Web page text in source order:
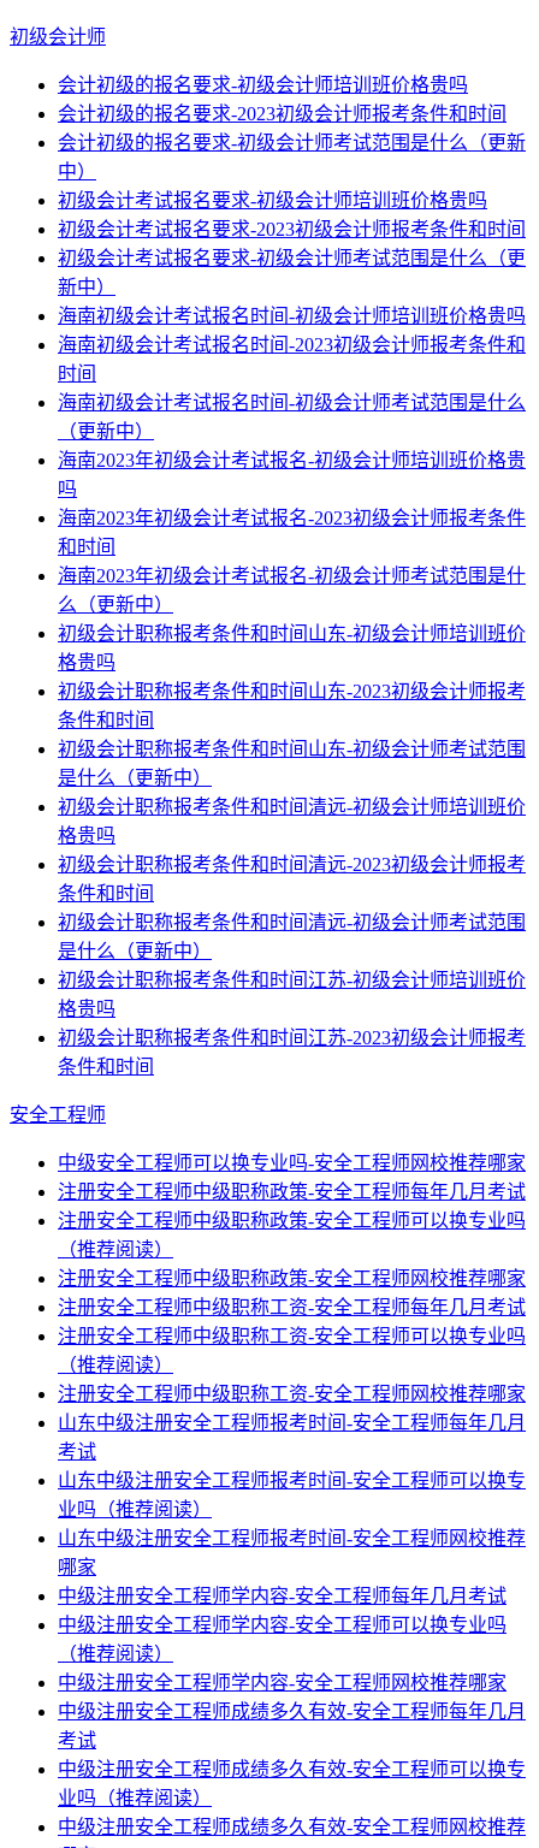
初级会计师
会计初级的报名要求-初级会计师培训班价格贵吗
会计初级的报名要求-2023初级会计师报考条件和时间
会计初级的报名要求-初级会计师考试范围是什么（更新
中）
初级会计考试报名要求-初级会计师培训班价格贵吗
初级会计考试报名要求-2023初级会计师报考条件和时间
初级会计考试报名要求-初级会计师考试范围是什么（更
新中）
海南初级会计考试报名时间-初级会计师培训班价格贵吗
海南初级会计考试报名时间-2023初级会计师报考条件和
时间
海南初级会计考试报名时间-初级会计师考试范围是什么
（更新中）
海南2023年初级会计考试报名-初级会计师培训班价格贵
吗
海南2023年初级会计考试报名-2023初级会计师报考条件
和时间
海南2023年初级会计考试报名-初级会计师考试范围是什
么（更新中）
初级会计职称报考条件和时间山东-初级会计师培训班价
格贵吗
初级会计职称报考条件和时间山东-2023初级会计师报考
条件和时间
初级会计职称报考条件和时间山东-初级会计师考试范围
是什么（更新中）
初级会计职称报考条件和时间清远-初级会计师培训班价
格贵吗
初级会计职称报考条件和时间清远-2023初级会计师报考
条件和时间
初级会计职称报考条件和时间清远-初级会计师考试范围
是什么（更新中）
初级会计职称报考条件和时间江苏-初级会计师培训班价
格贵吗
初级会计职称报考条件和时间江苏-2023初级会计师报考
条件和时间
安全工程师
中级安全工程师可以换专业吗-安全工程师网校推荐哪家
注册安全工程师中级职称政策-安全工程师每年几月考试
注册安全工程师中级职称政策-安全工程师可以换专业吗
（推荐阅读）
注册安全工程师中级职称政策-安全工程师网校推荐哪家
注册安全工程师中级职称工资-安全工程师每年几月考试
注册安全工程师中级职称工资-安全工程师可以换专业吗
（推荐阅读）
注册安全工程师中级职称工资-安全工程师网校推荐哪家
山东中级注册安全工程师报考时间-安全工程师每年几月
考试
山东中级注册安全工程师报考时间-安全工程师可以换专
业吗（推荐阅读）
山东中级注册安全工程师报考时间-安全工程师网校推荐
哪家
中级注册安全工程师学内容-安全工程师每年几月考试
中级注册安全工程师学内容-安全工程师可以换专业吗
（推荐阅读）
中级注册安全工程师学内容-安全工程师网校推荐哪家
中级注册安全工程师成绩多久有效-安全工程师每年几月
考试
中级注册安全工程师成绩多久有效-安全工程师可以换专
业吗（推荐阅读）
中级注册安全工程师成绩多久有效-安全工程师网校推荐